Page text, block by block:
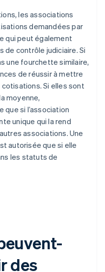
les associations
demandées par
qui peut également
de contrôle judiciaire. Si
une fourchette similaire,
de réussir à mettre
Si elles sont
moyenne,
que si l’association
unique qui la rend
associations. Une
autorisée que si elle
les statuts de
des